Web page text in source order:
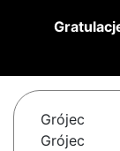
Grójec
Grójec